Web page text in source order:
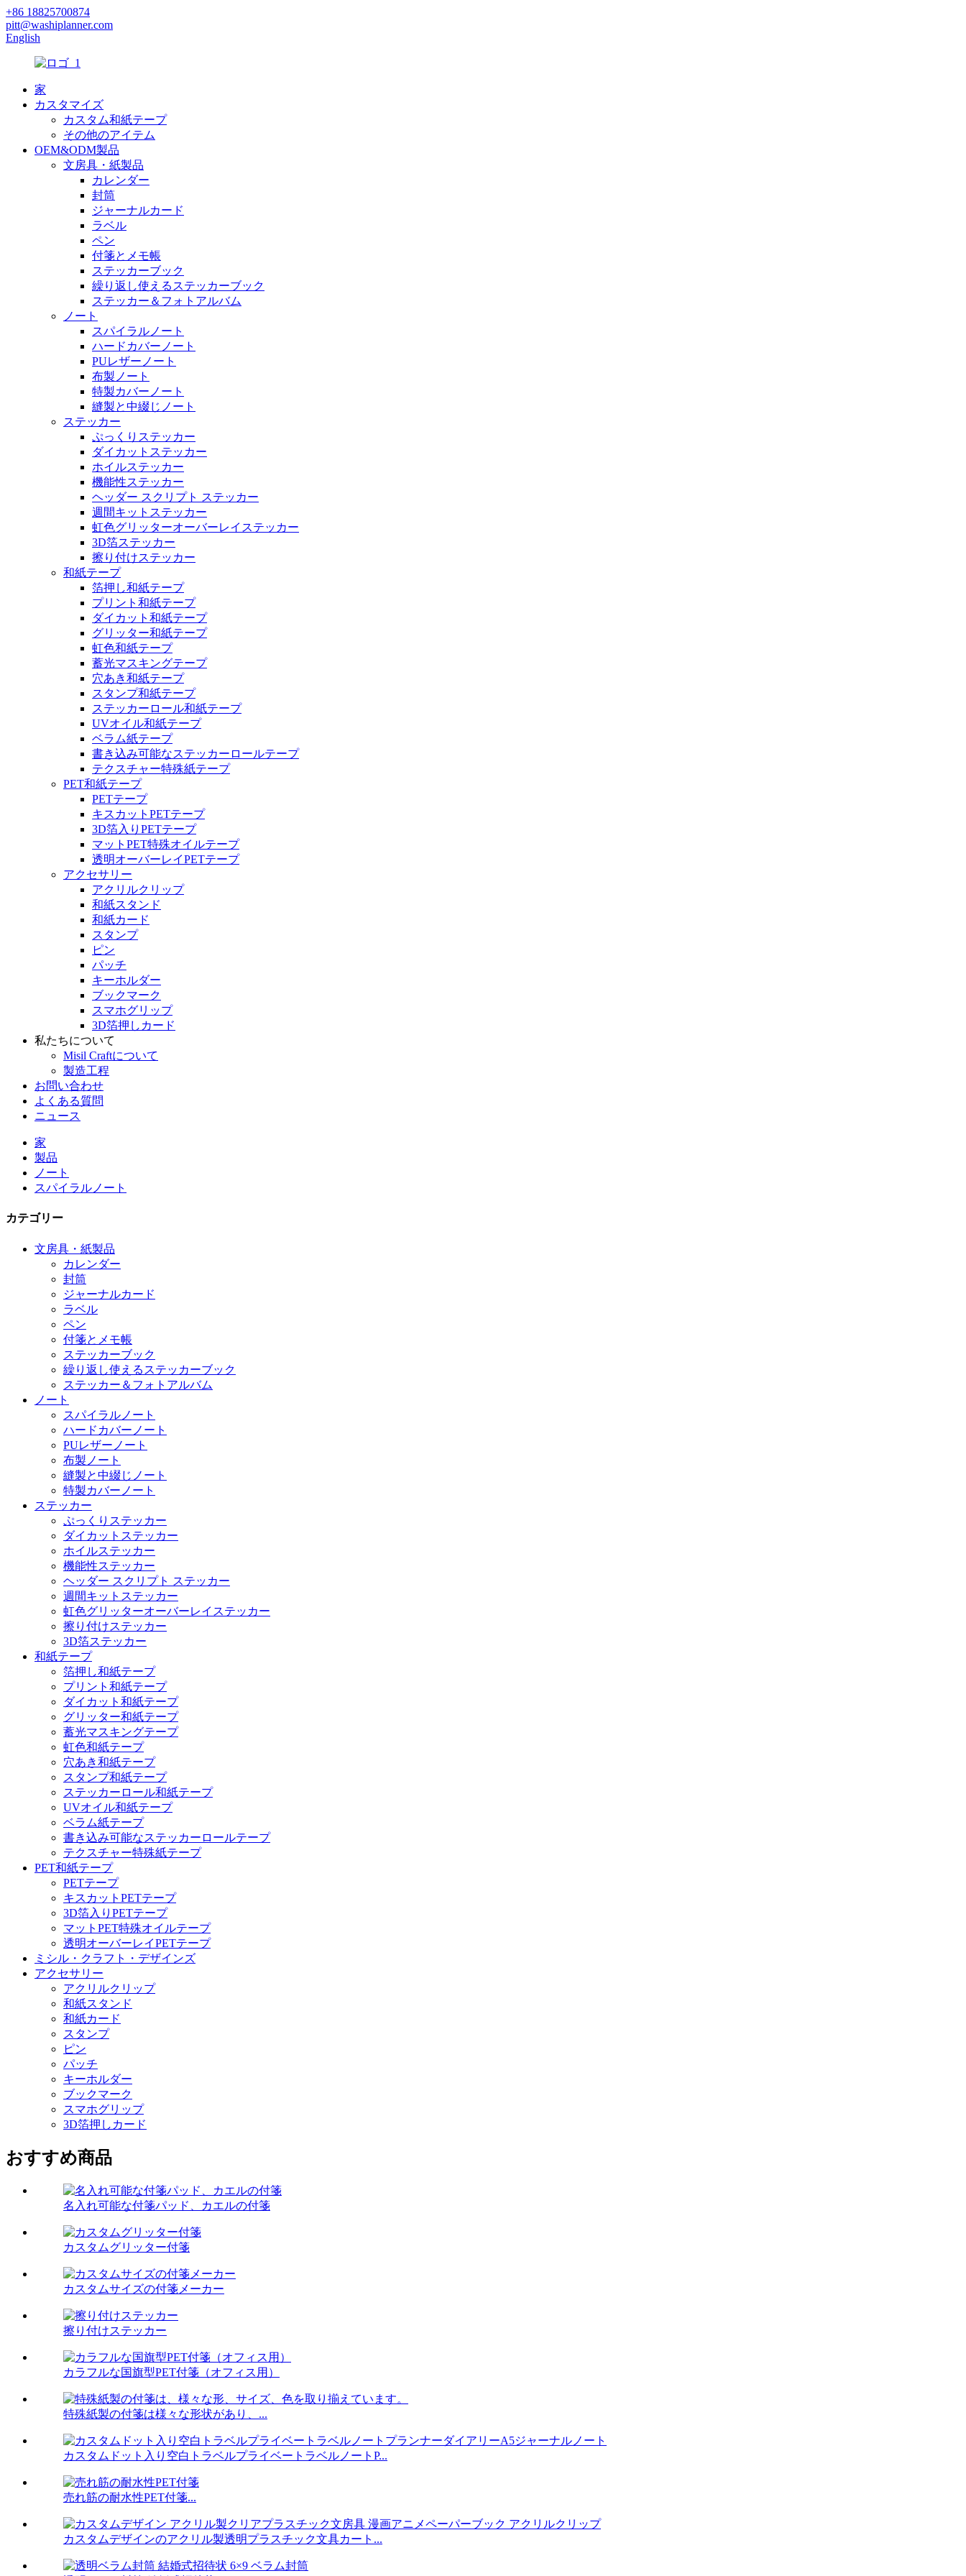
+86 18825700874
pitt@washiplanner.com
English
家
カスタマイズ
カスタム和紙テープ
その他のアイテム
OEM&ODM製品
文房具・紙製品
カレンダー
封筒
ジャーナルカード
ラベル
ペン
付箋とメモ帳
ステッカーブック
繰り返し使えるステッカーブック
ステッカー＆フォトアルバム
ノート
スパイラルノート
ハードカバーノート
PUレザーノート
布製ノート
特製カバーノート
縫製と中綴じノート
ステッカー
ぷっくりステッカー
ダイカットステッカー
ホイルステッカー
機能性ステッカー
ヘッダー スクリプト ステッカー
週間キットステッカー
虹色グリッターオーバーレイステッカー
3D箔ステッカー
擦り付けステッカー
和紙テープ
箔押し和紙テープ
プリント和紙テープ
ダイカット和紙テープ
グリッター和紙テープ
虹色和紙テープ
蓄光マスキングテープ
穴あき和紙テープ
スタンプ和紙テープ
ステッカーロール和紙テープ
UVオイル和紙テープ
ベラム紙テープ
書き込み可能なステッカーロールテープ
テクスチャー特殊紙テープ
PET和紙テープ
PETテープ
キスカットPETテープ
3D箔入りPETテープ
マットPET特殊オイルテープ
透明オーバーレイPETテープ
アクセサリー
アクリルクリップ
和紙スタンド
和紙カード
スタンプ
ピン
パッチ
キーホルダー
ブックマーク
スマホグリップ
3D箔押しカード
私たちについて
Misil Craftについて
製造工程
お問い合わせ
よくある質問
ニュース
家
製品
ノート
スパイラルノート
カテゴリー
文房具・紙製品
カレンダー
封筒
ジャーナルカード
ラベル
ペン
付箋とメモ帳
ステッカーブック
繰り返し使えるステッカーブック
ステッカー＆フォトアルバム
ノート
スパイラルノート
ハードカバーノート
PUレザーノート
布製ノート
縫製と中綴じノート
特製カバーノート
ステッカー
ぷっくりステッカー
ダイカットステッカー
ホイルステッカー
機能性ステッカー
ヘッダー スクリプト ステッカー
週間キットステッカー
虹色グリッターオーバーレイステッカー
擦り付けステッカー
3D箔ステッカー
和紙テープ
箔押し和紙テープ
プリント和紙テープ
ダイカット和紙テープ
グリッター和紙テープ
蓄光マスキングテープ
虹色和紙テープ
穴あき和紙テープ
スタンプ和紙テープ
ステッカーロール和紙テープ
UVオイル和紙テープ
ベラム紙テープ
書き込み可能なステッカーロールテープ
テクスチャー特殊紙テープ
PET和紙テープ
PETテープ
キスカットPETテープ
3D箔入りPETテープ
マットPET特殊オイルテープ
透明オーバーレイPETテープ
ミシル・クラフト・デザインズ
アクセサリー
アクリルクリップ
和紙スタンド
和紙カード
スタンプ
ピン
パッチ
キーホルダー
ブックマーク
スマホグリップ
3D箔押しカード
おすすめ商品
名入れ可能な付箋パッド、カエルの付箋
カスタムグリッター付箋
カスタムサイズの付箋メーカー
擦り付けステッカー
カラフルな国旗型PET付箋（オフィス用）
特殊紙製の付箋は様々な形状があり、...
カスタムドット入り空白トラベルプライベートラベルノートP...
売れ筋の耐水性PET付箋...
カスタムデザインのアクリル製透明プラスチック文具カート...